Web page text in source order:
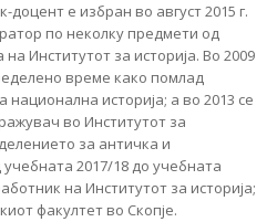
е избран во август 2015 г.
по неколку предмети од
Институтот за историја. Во 2009
време како помлад
национална историја; а во 2013 се
во Институтот за
за античка и
2017/18 до учебната
на Институтот за историја;
факултет во Скопје.